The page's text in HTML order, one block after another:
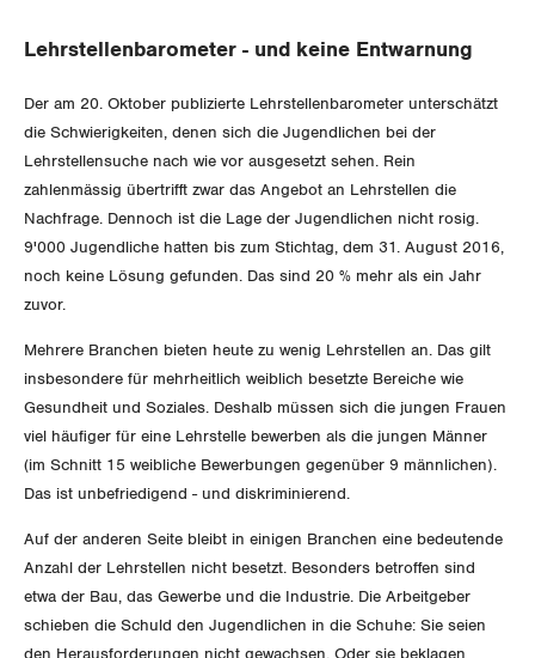
Arbeitssicherheit und Gesundheitsschutz
Aussenwirtschaft
Verteilung
Berufliche Vorsorge
Arbeitslosenversicherung
Überbrückungsleistung
Ergänzungsleistungen
Invalidenversicherung
SERVICE PUBLIC
Energie und Umwelt
Kommunikation und Medien
GLEICHSTELLUNG
BILDUNG & JUGEND
MIGRATION
GEWERKSCHAFTSPOLITIK
International
Schweiz
Landesstreik
GEWERKSCHAFTSMITGLIED WERDEN
LOHNRECHNER
DER SGB
GREMIEN
ZENTRALSEKRETARIAT
Medien
Publikationen
Blog
Lehrstellenbarometer - und keine Entwarnung
Der am 20. Oktober publizierte Lehrstellenbarometer unterschätzt
die Schwierigkeiten, denen sich die Jugendlichen bei der
Lehrstellensuche nach wie vor ausgesetzt sehen. Rein
zahlenmässig übertrifft zwar das Angebot an Lehrstellen die
Nachfrage. Dennoch ist die Lage der Jugendlichen nicht rosig.
9'000 Jugendliche hatten bis zum Stichtag, dem 31. August 2016,
noch keine Lösung gefunden. Das sind 20 % mehr als ein Jahr
zuvor.
Mehrere Branchen bieten heute zu wenig Lehrstellen an. Das gilt
insbesondere für mehrheitlich weiblich besetzte Bereiche wie
Gesundheit und Soziales. Deshalb müssen sich die jungen Frauen
viel häufiger für eine Lehrstelle bewerben als die jungen Männer
(im Schnitt 15 weibliche Bewerbungen gegenüber 9 männlichen).
Das ist unbefriedigend - und diskriminierend.
Auf der anderen Seite bleibt in einigen Branchen eine bedeutende
Anzahl der Lehrstellen nicht besetzt. Besonders betroffen sind
etwa der Bau, das Gewerbe und die Industrie. Die Arbeitgeber
schieben die Schuld den Jugendlichen in die Schuhe: Sie seien
den Herausforderungen nicht gewachsen. Oder sie beklagen